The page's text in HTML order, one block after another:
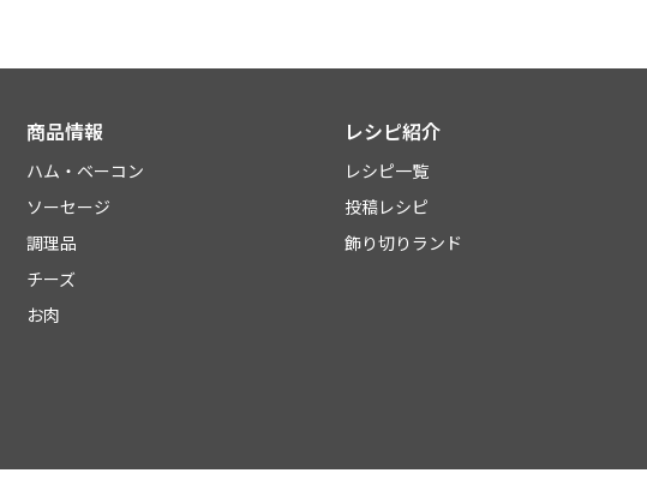
商品情報
ハム・ベーコン
ソーセージ
調理品
チーズ
お肉
レシピ紹介
レシピ一覧
投稿レシピ
飾り切りランド